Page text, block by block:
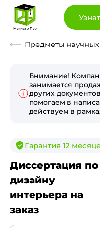
Предметы научных
Внимание!
занимается
других
помогаем в
действуем в
Гарантия 12
Диссертация по
дизайну
интерьера на
заказ